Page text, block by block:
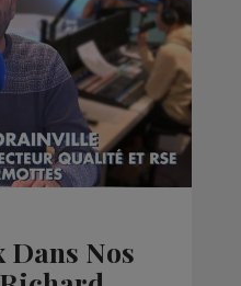
Dans Nos